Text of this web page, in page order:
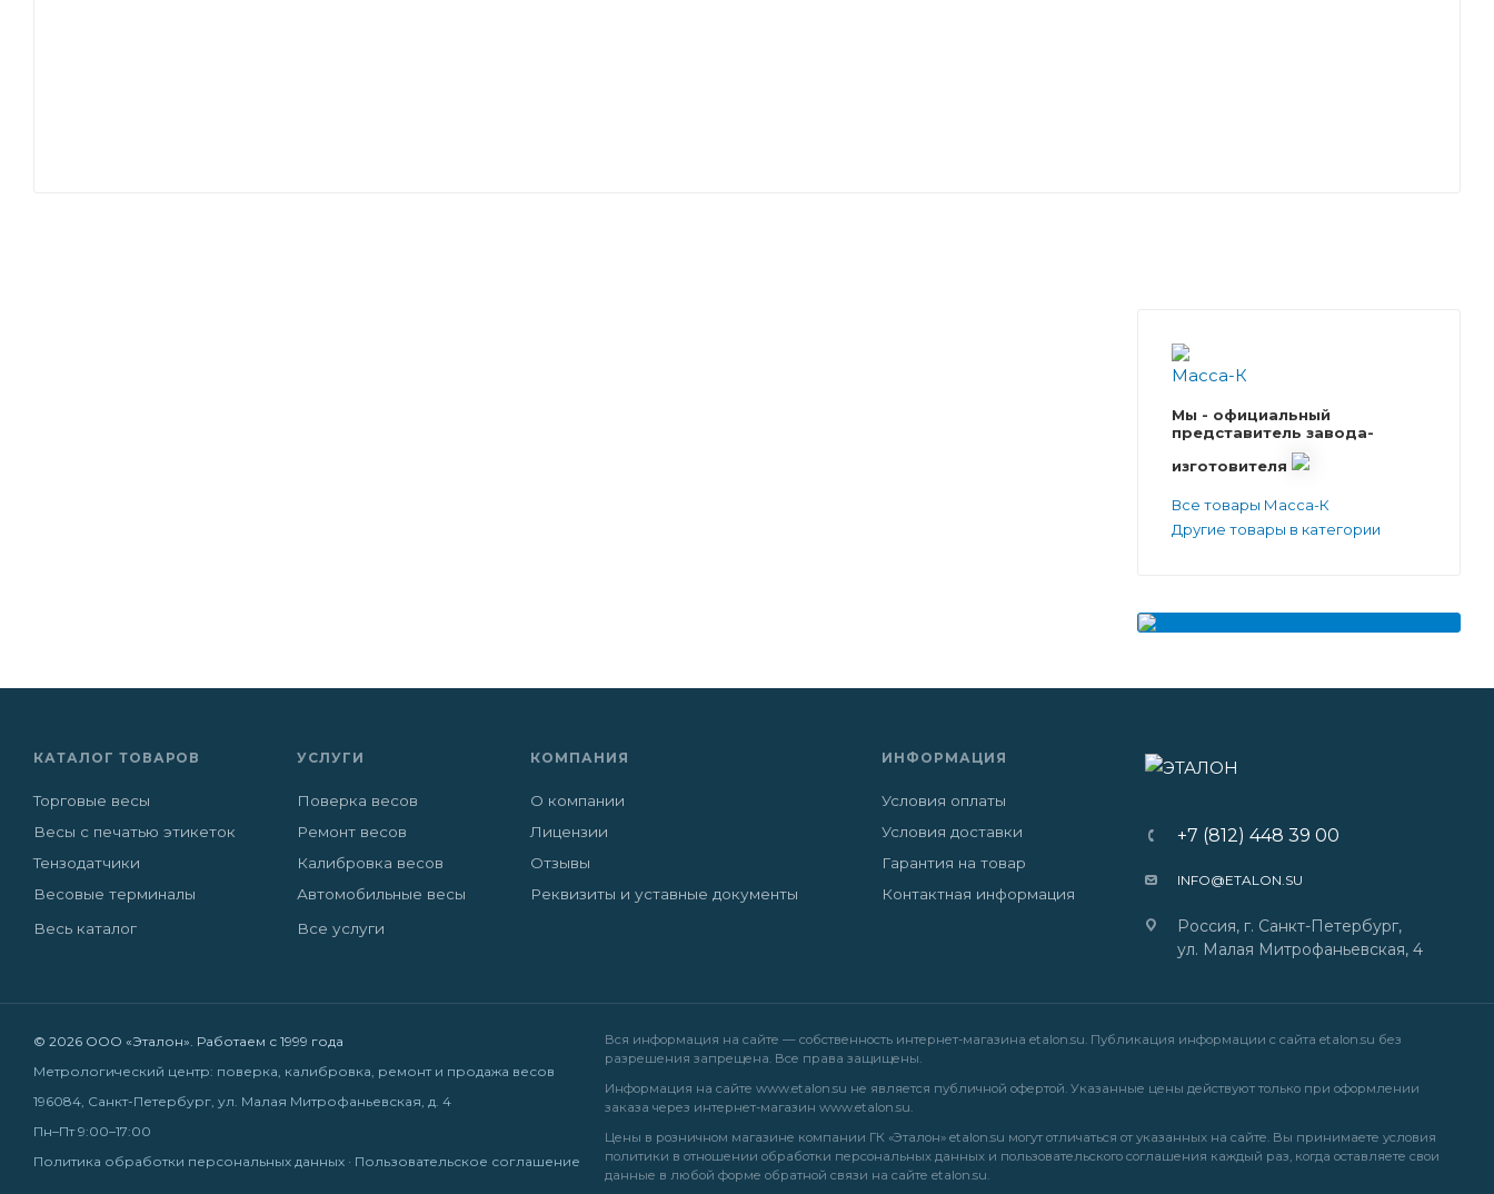
Мы - официальный
представитель завода-
изготовителя
Все товары Масса-К
Другие товары в категории
КАТАЛОГ ТОВАРОВ
Торговые весы
Весы с печатью этикеток
Тензодатчики
Весовые терминалы
Весь каталог
УСЛУГИ
Поверка весов
Ремонт весов
Калибровка весов
Автомобильные весы
Все услуги
КОМПАНИЯ
О компании
Лицензии
Отзывы
Реквизиты и уставные документы
ИНФОРМАЦИЯ
Условия оплаты
Условия доставки
Гарантия на товар
Контактная информация
+7 (812) 448 39 00
INFO@ETALON.SU
Россия, г. Санкт-Петербург,
ул. Малая Митрофаньевская, 4
© 2026 ООО «Эталон». Работаем с 1999 года
Метрологический центр: поверка, калибровка, ремонт и продажа весов
196084, Санкт-Петербург, ул. Малая Митрофаньевская, д. 4
Пн–Пт 9:00–17:00
Политика обработки персональных данных · Пользовательское соглашение
Вся информация на сайте — собственность интернет-магазина etalon.su. Публикация информации с сайта etalon.su без
разрешения запрещена. Все права защищены.
Информация на сайте www.etalon.su не является публичной офертой. Указанные цены действуют только при оформлении
заказа через интернет-магазин www.etalon.su.
Цены в розничном магазине компании ГК «Эталон» etalon.su могут отличаться от указанных на сайте. Вы принимаете условия
политики в отношении обработки персональных данныхи пользовательского соглашения каждый раз, когда оставляете свои
данные в любой форме обратной связи на сайте etalon.su.